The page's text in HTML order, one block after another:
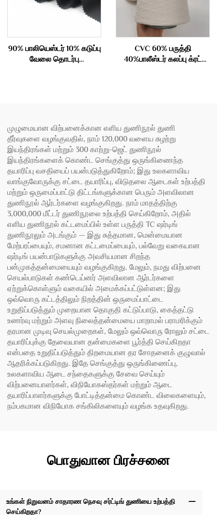
90% பாலியெஸ்டர் 10% கடுப்பு
வேலை தொடர்பு
CVC 60% பருத்தி
40%பாலீஸ்டர் கலப்பு க்ரட்
முழுமையான விற்பனைக்கான எளிய துணிநூல் துணி
தீர்வுகளை வழங்குவதில், நாம் 120,000 வளைய சுழற்று
இயந்திரங்கள் மற்றும் 300 காற்று-ஜெட் துணிநூல்
இயந்திரங்களைக் கொண்ட செங்குத்து ஒருங்கிணைந்த
தயாரிப்பு வசதியைப் பயன்படுத்துகிறோம்; இது உலகளாவிய
வாங்குவோருக்கு சட்டை தயாரிப்பு, விடுதலை ஆடைகள் உற்பத்தி
மற்றும் ஒருமைப்பாட்டு திட்டங்களுக்கான பெரும் அளவிலான
துணிநூல் ஆர்டர்களை வழங்குகிறது. நாம் மாதத்திற்கு
3,000,000 மீட்டர் துணிநூலை உற்பத்தி செய்கிறோம், அதில்
எளிய துணிநூல் கட்டமைப்பில் உள்ள பருத்தி TC ஷர்டிங்
துணிநூலும் அடங்கும் — இது சுத்தமான, மென்மையான
மேற்பரப்பையும், சமனான கட்டமைப்பையும், பல்வேறு வகையான
ஷர்டிங் பயன்பாடுகளுக்கு அவசியமான சிறந்த
பன்முகத்தன்மையையும் வழங்குகிறது. மேலும், நமது விற்பனை
செயல்பாடுகள் கண்டெய்னர் அளவிலான ஆர்டர்களை
ஏற்றுக்கொள்ளும் வகையில் அமைக்கப்பட்டுள்ளன; இது
ஒவ்வொரு கட்டத்திலும் நிறத்தின் ஒருமைப்பாட்டை
உறுதிப்படுத்தும் முறையான தொகுதி கட்டுப்பாடு, கைத்தட்டு
உணர்வு மற்றும் அளவு நிலைத்தன்மையை மாறாமல் பராமரிக்கும்
தரமான முடிவு செயல்முறைகள், மேலும் ஒவ்வொரு ரோலும் சட்டை
தயாரிப்புக்கு தேவையான தன்மைகளை பூர்த்தி செய்கிறதா
என்பதை உறுதிப்படுத்தும் திறமையான தர சோதனைக் குழுவால்
ஆதரிக்கப்படுகிறது. இதே செங்குத்து ஒருங்கிணைப்பு,
உலகளாவிய ஆடை சந்தைகளுக்கு சேவை செய்யும்
விற்பனையாளர்கள், விநியோகஸ்தர்கள் மற்றும் ஆடை
தயாரிப்பாளர்களுக்கு போட்டித்தன்மை கொண்ட விலைகளையும்,
நம்பகமான விநியோக சங்கிலிகளையும் வழங்க உதவுகிறது.
பொதுவான பிரச்சனை
உங்கள் நிறுவனம் சாதாரண நெசவு சர்ட்டிங் துணியை உற்பத்தி
செய்கிறதா?